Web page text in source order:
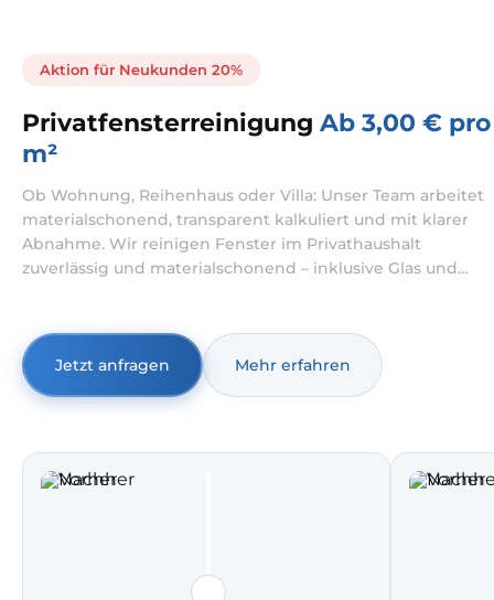
Aktion für Neukunden 20%
Privatfensterreinigung Ab 3,00 € pro
m²
Ob Wohnung, Reihenhaus oder Villa: Unser Team arbeitet
materialschonend, transparent kalkuliert und mit klarer
Abnahme. Wir reinigen Fenster im Privathaushalt
zuverlässig und materialschonend – inklusive Glas und
auch Fensterreinigung Haus mit klarer Abnahme vor Ort.
Jetzt anfragen
Mehr erfahren